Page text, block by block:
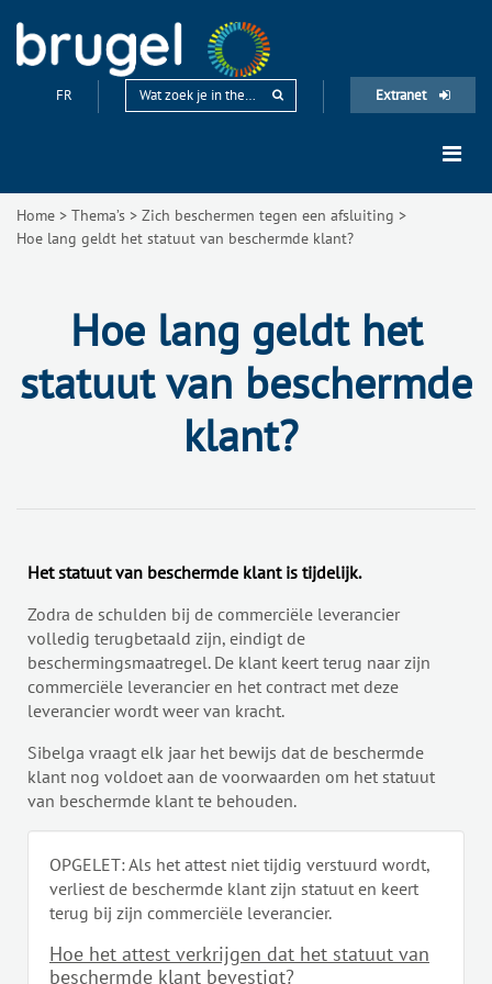
FR Extranet
Home > Thema’s > Zich beschermen tegen een afsluiting >
Hoe lang geldt het statuut van beschermde klant?
Hoe lang geldt het
statuut van beschermde
klant?
Het statuut van beschermde klant is tijdelijk.
Zodra de schulden bij de commerciële leverancier
volledig terugbetaald zijn, eindigt de
beschermingsmaatregel. De klant keert terug naar zijn
commerciële leverancier en het contract met deze
leverancier wordt weer van kracht.
Sibelga vraagt elk jaar het bewijs dat de beschermde
klant nog voldoet aan de voorwaarden om het statuut
van beschermde klant te behouden.
OPGELET: Als het attest niet tijdig verstuurd wordt,
verliest de beschermde klant zijn statuut en keert
terug bij zijn commerciële leverancier.
Hoe het attest verkrijgen dat het statuut van
beschermde klant bevestigt?